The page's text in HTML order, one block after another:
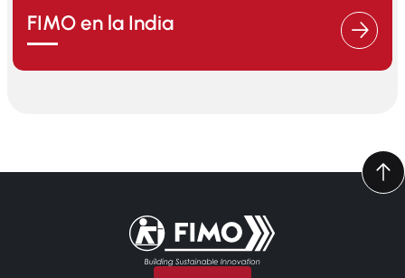
FIMO en la India
Volver a la página principal